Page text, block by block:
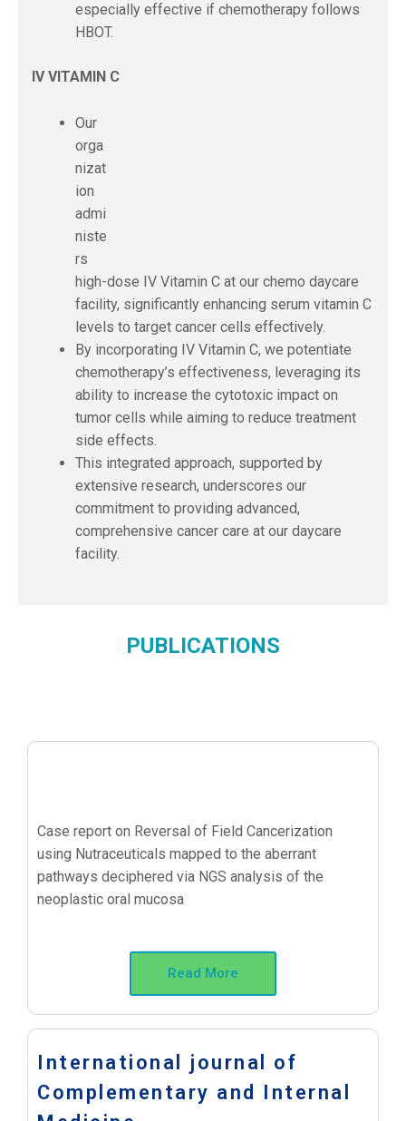
especially effective if chemotherapy follows
HBOT.
IV VITAMIN C
Our
orga
nizat
ion
admi
niste
rs
high-dose IV Vitamin C at our chemo daycare
facility, significantly enhancing serum vitamin C
levels to target cancer cells effectively.
By incorporating IV Vitamin C, we potentiate
chemotherapy’s effectiveness, leveraging its
ability to increase the cytotoxic impact on
tumor cells while aiming to reduce treatment
side effects.
This integrated approach, supported by
extensive research, underscores our
commitment to providing advanced,
comprehensive cancer care at our daycare
facility.
PUBLICATIONS
Case report on Reversal of Field Cancerization
using Nutraceuticals mapped to the aberrant
pathways deciphered via NGS analysis of the
neoplastic oral mucosa
Read More
International journal of
Complementary and Internal